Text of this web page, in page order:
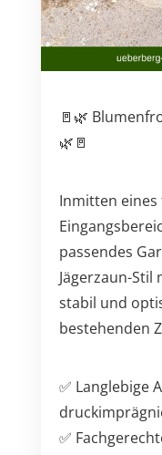
🚪🌿
🌿🚪
Inmitten
passendes
Jägerzaun-
stabil und
bestehenden
✅ Langlebige
✅